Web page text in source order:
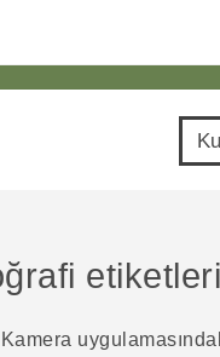
Kamera